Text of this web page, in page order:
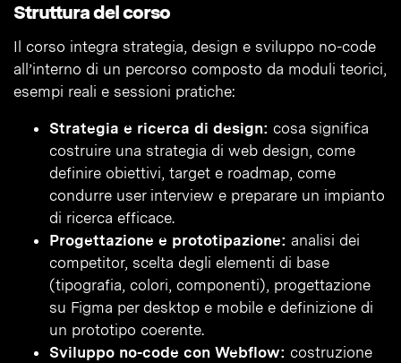
Struttura del corso
Il corso integra strategia, design e sviluppo no-code
all’interno di un percorso composto da moduli teorici,
esempi reali e sessioni pratiche:
Strategia e ricerca di design: cosa significa
costruire una strategia di web design, come
definire obiettivi, target e roadmap, come
condurre user interview e preparare un impianto
di ricerca efficace.
Progettazione e prototipazione: analisi dei
competitor, scelta degli elementi di base
(tipografia, colori, componenti), progettazione
su Figma per desktop e mobile e definizione di
un prototipo coerente.
Sviluppo no-code con Webflow: costruzione